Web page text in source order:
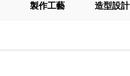
製作工藝 造型設計